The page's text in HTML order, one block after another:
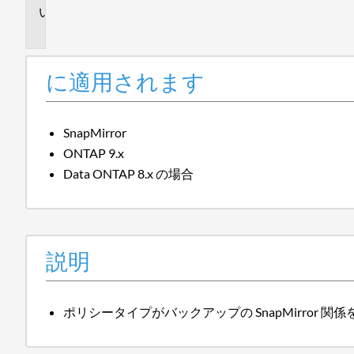
に適用されます
SnapMirror
ONTAP 9.x
Data ONTAP 8.x の場合
説明
ポリシータイプがバックアップの SnapMirror 関係